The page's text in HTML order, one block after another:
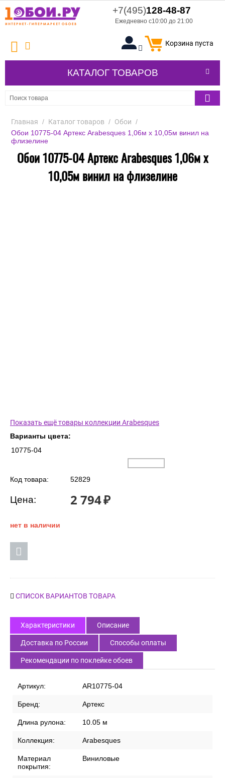
+7(495)128-48-87
Ежедневно с10:00 до 21:00
Корзина пуста
КАТАЛОГ ТОВАРОВ
Главная / Каталог товаров / Обои /
Обои 10775-04 Артекс Arabesques 1,06м х 10,05м винил на
флизелине
Обои 10775-04 Артекс Arabesques 1,06м х
10,05м винил на флизелине
Показать ещё товары коллекции Arabesques
Варианты цвета:
10775-04
Код товара: 52829
Цена: 2 794₽
нет в наличии
СПИСОК ВАРИАНТОВ ТОВАРА
Характеристики Описание
Доставка по России Способы оплаты
Рекомендации по поклейке обоев
Артикул: AR10775-04
Бренд: Артекс
Длина рулона: 10.05 м
Коллекция: Arabesques
Материал
покрытия:
Виниловые